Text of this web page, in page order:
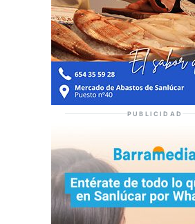
PUBLICIDAD